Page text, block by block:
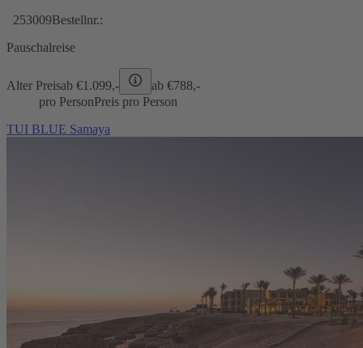
253009Bestellnr.:
Pauschalreise
Alter Preisab €1.099,- ab €788,-
pro PersonPreis pro Person
TUI BLUE Samaya